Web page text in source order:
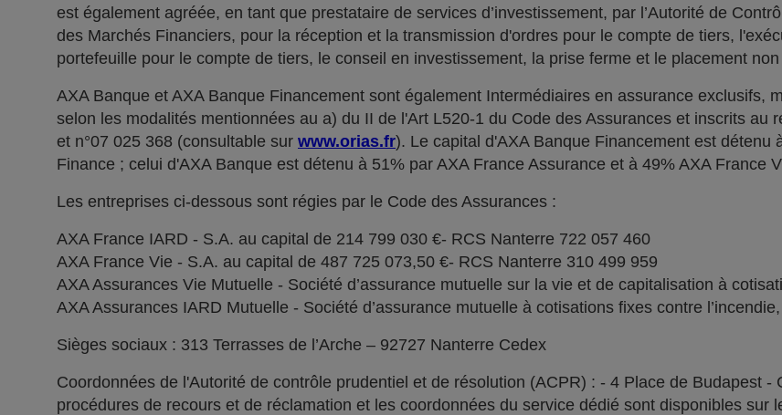
est également agréée, en tant que prestataire de services d’investissement, par l’Autorité de
des Marchés Financiers, pour la réception et la transmission d'ordres pour le compte de tiers,
portefeuille pour le compte de tiers, le conseil en investissement, la prise ferme et le placement
AXA Banque et AXA Banque Financement sont également Intermédiaires en assurance exclusifs,
selon les modalités mentionnées au a) du II de l'Art L520-1 du Code des Assurances et inscrits au
et n°07 025 368 (consultable sur www.orias.fr). Le capital d'AXA Banque Financement est détenu
Finance ; celui d'AXA Banque est détenu à 51% par AXA France Assurance et à 49% AXA France
Les entreprises ci-dessous sont régies par le Code des Assurances :
AXA France IARD - S.A. au capital de 214 799 030 €- RCS Nanterre 722 057 460
AXA France Vie - S.A. au capital de 487 725 073,50 €- RCS Nanterre 310 499 959
AXA Assurances Vie Mutuelle - Société d’assurance mutuelle sur la vie et de capitalisation à
AXA Assurances IARD Mutuelle - Société d’assurance mutuelle à cotisations fixes contre
Sièges sociaux : 313 Terrasses de l’Arche – 92727 Nanterre Cedex
Coordonnées de l'Autorité de contrôle prudentiel et de résolution (ACPR) : - 4 Place de Budapest
procédures de recours et de réclamation et les coordonnées du service dédié sont disponibles sur